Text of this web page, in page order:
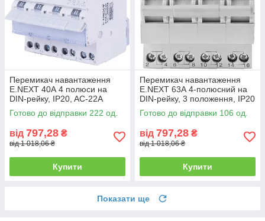
Перемикач навантаження
E.NEXT 40А 4 полюси на
DIN-рейку, IP20, AC-22A
Готово до відправки 222 од.
від 797,28 ₴
від 1 018,06 ₴
Купити
Перемикач навантаження
E.NEXT 63А 4-полюсний на
DIN-рейку, 3 положення, IP20
Готово до відправки 106 од.
від 797,28 ₴
від 1 018,06 ₴
Купити
Показати ще